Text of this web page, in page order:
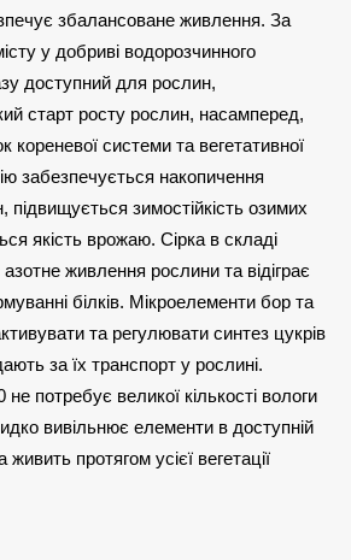
збалансоване живлення. За
у добриві водорозчинного
доступний для рослин,
старт росту рослин, насамперед,
кореневої системи та вегетативної
забезпечується накопичення
підвищується зимостійкість озимих
якість врожаю. Сірка в складі
живлення рослини та відіграє
білків. Мікроелементи бор та
та регулювати синтез цукрів
за їх транспорт у рослині.
потребує великої кількості вологи
вивільнює елементи в доступній
протягом усієї вегетації